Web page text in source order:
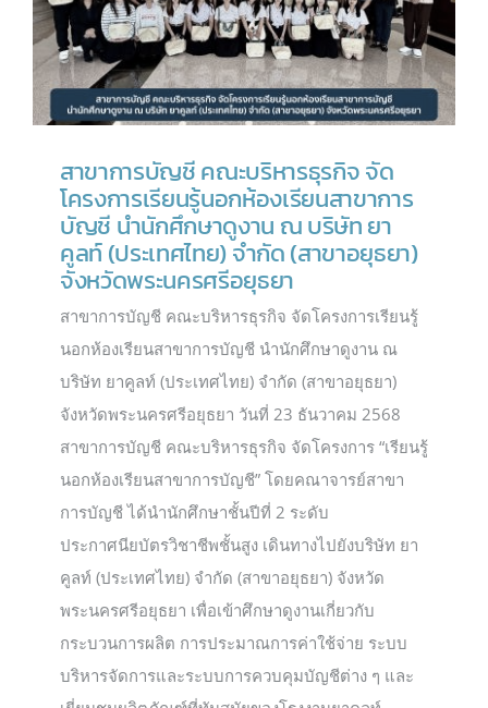
สาขาการบัญชี คณะบริหารธุรกิจ จัด
โครงการเรียนรู้นอกห้องเรียนสาขาการ
บัญชี นำนักศึกษาดูงาน ณ บริษัท ยา
คูลท์ (ประเทศไทย) จำกัด (สาขาอยุธยา)
จังหวัดพระนครศรีอยุธยา
สาขาการบัญชี คณะบริหารธุรกิจ จัดโครงการเรียนรู้
นอกห้องเรียนสาขาการบัญชี นำนักศึกษาดูงาน ณ
บริษัท ยาคูลท์ (ประเทศไทย) จำกัด (สาขาอยุธยา)
จังหวัดพระนครศรีอยุธยา วันที่ 23 ธันวาคม 2568
สาขาการบัญชี คณะบริหารธุรกิจ จัดโครงการ “เรียนรู้
นอกห้องเรียนสาขาการบัญชี” โดยคณาจารย์สาขา
การบัญชี ได้นำนักศึกษาชั้นปีที่ 2 ระดับ
ประกาศนียบัตรวิชาชีพชั้นสูง เดินทางไปยังบริษัท ยา
คูลท์ (ประเทศไทย) จำกัด (สาขาอยุธยา) จังหวัด
พระนครศรีอยุธยา เพื่อเข้าศึกษาดูงานเกี่ยวกับ
กระบวนการผลิต การประมาณการค่าใช้จ่าย ระบบ
บริหารจัดการและระบบการควบคุมบัญชีต่าง ๆ และ